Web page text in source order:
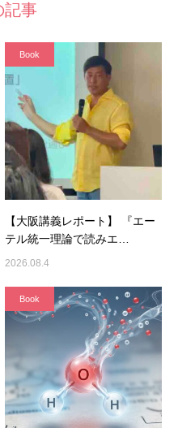
記事
Book
【大阪講義レポート】 『エー
テル統一理論で読みエ…
2026.08.4
Book